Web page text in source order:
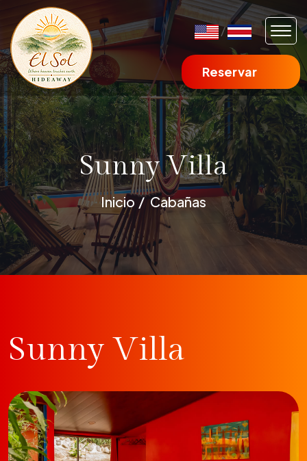
Reservar
/
Sunny Villa
Inicio Cabañas
Sunny Villa